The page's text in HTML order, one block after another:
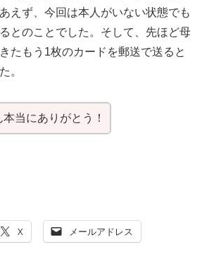
えず、今回は本人がいない状態でも
とのことでした。そして、先ほど母
たもう1枚のカードを郵送で送ると
。
当にありがとう！
X メールアドレス